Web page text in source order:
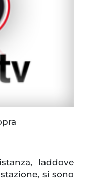
laddove
si sono